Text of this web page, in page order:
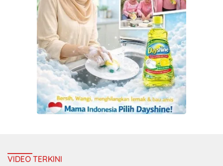
VIDEO TERKINI